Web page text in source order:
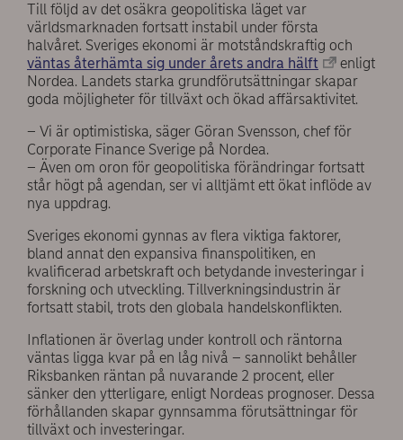
Till följd av det osäkra geopolitiska läget var
världsmarknaden fortsatt instabil under första
halvåret. Sveriges ekonomi är motståndskraftig och
väntas återhämta sig under årets andra hälft
enligt
Nordea. Landets starka grundförutsättningar skapar
goda möjligheter för tillväxt och ökad affärsaktivitet.
– Vi är optimistiska, säger Göran Svensson, chef för
Corporate Finance Sverige på Nordea.
– Även om oron för geopolitiska förändringar fortsatt
står högt på agendan, ser vi alltjämt ett ökat inflöde av
nya uppdrag.
Sveriges ekonomi gynnas av flera viktiga faktorer,
bland annat den expansiva finanspolitiken, en
kvalificerad arbetskraft och betydande investeringar i
forskning och utveckling. Tillverkningsindustrin är
fortsatt stabil, trots den globala handelskonflikten.
Inflationen är överlag under kontroll och räntorna
väntas ligga kvar på en låg nivå – sannolikt behåller
Riksbanken räntan på nuvarande 2 procent, eller
sänker den ytterligare, enligt Nordeas prognoser. Dessa
förhållanden skapar gynnsamma förutsättningar för
tillväxt och investeringar.